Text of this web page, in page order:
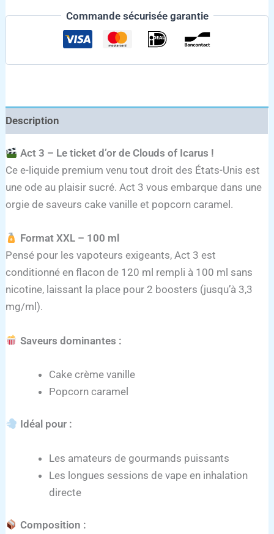
Commande sécurisée garantie
Description
Act 3 – Le ticket d’or de Clouds of Icarus !
Ce e-liquide premium venu tout droit des États-Unis est
une ode au plaisir sucré. Act 3 vous embarque dans une
orgie de saveurs cake vanille et popcorn caramel.
Format XXL – 100 ml
Pensé pour les vapoteurs exigeants, Act 3 est
conditionné en flacon de 120 ml rempli à 100 ml sans
nicotine, laissant la place pour 2 boosters (jusqu’à 3,3
mg/ml).
Saveurs dominantes :
Cake crème vanille
Popcorn caramel
Idéal pour :
Les amateurs de gourmands puissants
Les longues sessions de vape en inhalation
directe
Composition :